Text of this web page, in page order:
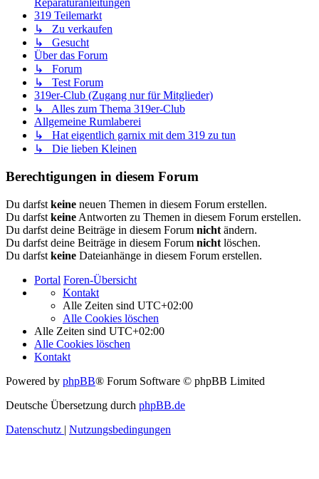
Reparaturanleitungen
319 Teilemarkt
↳ Zu verkaufen
↳ Gesucht
Über das Forum
↳ Forum
↳ Test Forum
319er-Club (Zugang nur für Mitglieder)
↳ Alles zum Thema 319er-Club
Allgemeine Rumlaberei
↳ Hat eigentlich garnix mit dem 319 zu tun
↳ Die lieben Kleinen
Berechtigungen in diesem Forum
Du darfst keine neuen Themen in diesem Forum erstellen.
Du darfst keine Antworten zu Themen in diesem Forum erstellen.
Du darfst deine Beiträge in diesem Forum nicht ändern.
Du darfst deine Beiträge in diesem Forum nicht löschen.
Du darfst keine Dateianhänge in diesem Forum erstellen.
Portal Foren-Übersicht
Kontakt
Alle Zeiten sind UTC+02:00
Alle Cookies löschen
Alle Zeiten sind UTC+02:00
Alle Cookies löschen
Kontakt
Powered by phpBB® Forum Software © phpBB Limited
Deutsche Übersetzung durch phpBB.de
Datenschutz | Nutzungsbedingungen